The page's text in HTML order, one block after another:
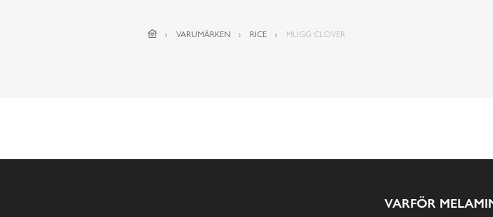
VARUMÄRKEN RICE MUGG CLOVER
VARFÖR